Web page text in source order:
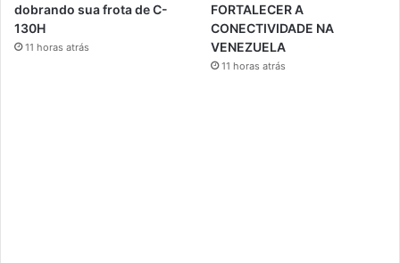
dobrando sua frota de C-
130H
11 horas atrás
FORTALECER A
CONECTIVIDADE NA
VENEZUELA
11 horas atrás